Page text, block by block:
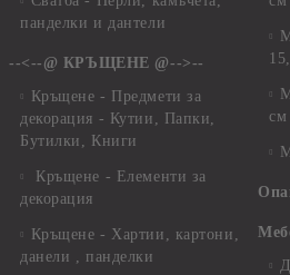
панделки и дантели
--<--@ КРЪЩЕНЕ @-->--
Кръщене - Предмети за
декорация - Кутии, Папки,
Бутилки, Книги
Кръщене - Елементи за
декорация
Кръщене - Хартии, картони,
данели , панделки
см